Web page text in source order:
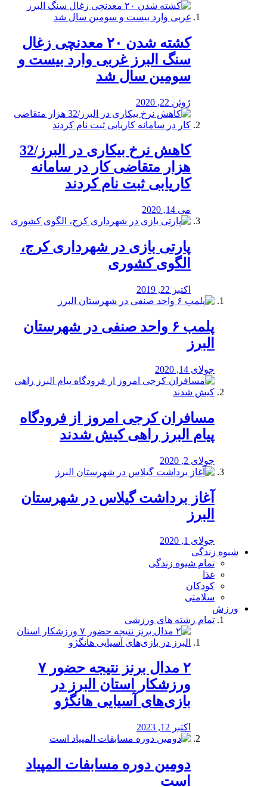
کشته شدن ۲۰ معدنچی زغال
سنگ البرز غربی وارد بیست و
سومین سال شد
ژوئن 22, 2020
کاهش نرخ بیکاری در البرز/32
هزار متقاضی کار در سامانه
کاریابی ثبت نام کردند
می 14, 2020
پارتی بازی در شهرداری کرج،
الگوی کشوری
اکتبر 22, 2019
پلمب ۶ واحد صنفی در شهرستان
البرز
جولای 14, 2020
مسافران کرجی امروز از فرودگاه
پیام البرز راهی کیش شدند
جولای 2, 2020
آغاز برداشت گیلاس در شهرستان
البرز
جولای 1, 2020
شیوه زندگی
تمام شیوه زندگی
غذا
کودکان
سلامتی
ورزش
تمام رشته های ورزشی
۲ مدال برنز نتیجه حضور ۷
ورزشکار استان البرز در
بازی‌های آسیایی هانگژو
اکتبر 12, 2023
دومین دوره مسابفات المپیاد
است